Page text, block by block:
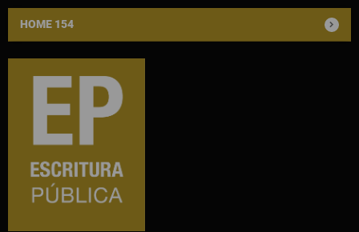
HOME 154